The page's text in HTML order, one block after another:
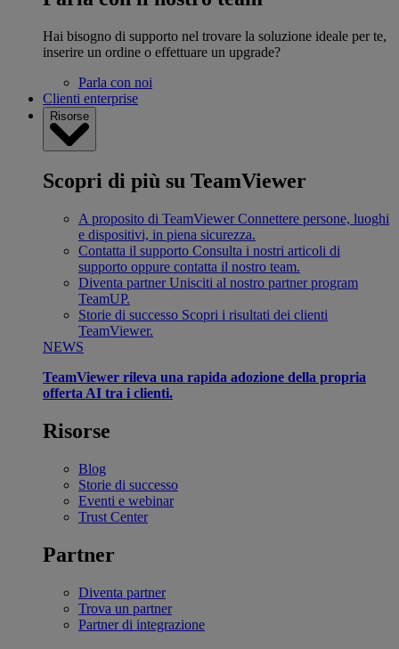
Hai bisogno di supporto nel trovare la soluzione ideale per te,
inserire un ordine o effettuare un upgrade?
Parla con noi
Clienti enterprise
Risorse
Scopri di più su TeamViewer
A proposito di TeamViewer Connettere persone, luoghi
e dispositivi, in piena sicurezza.
Contatta il supporto Consulta i nostri articoli di
supporto oppure contatta il nostro team.
Diventa partner Unisciti al nostro partner program
TeamUP.
Storie di successo Scopri i risultati dei clienti
TeamViewer.
NEWS
TeamViewer rileva una rapida adozione della propria
offerta AI tra i clienti.
Risorse
Blog
Storie di successo
Eventi e webinar
Trust Center
Partner
Diventa partner
Trova un partner
Partner di integrazione